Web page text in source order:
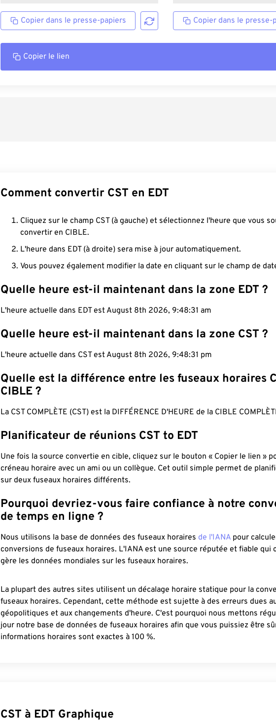
Copier dans le presse-papiers Copier dans le presse-
Copier le lien
Comment convertir CST en EDT
Cliquez sur le champ CST (à gauche) et sélectionnez l'heure que vous
convertir en CIBLE.
L'heure dans EDT (à droite) sera mise à jour automatiquement.
Vous pouvez également modifier la date en cliquant sur le champ de
Quelle heure est-il maintenant dans la zone EDT ?
L'heure actuelle dans EDT est August 8th 2026, 9:48:32 am
Quelle heure est-il maintenant dans la zone CST ?
L'heure actuelle dans CST est August 8th 2026, 9:48:32 pm
Quelle est la différence entre les fuseaux horaires
CIBLE ?
La CST COMPLÈTE (CST) est la DIFFÉRENCE D'HEURE de la CIBLE
Planificateur de réunions CST to EDT
Une fois la source convertie en cible, cliquez sur le bouton « Copier le lien »
créneau horaire avec un ami ou un collègue. Cet outil simple permet de
sur deux fuseaux horaires différents.
Pourquoi devriez-vous faire confiance à notre
de temps en ligne ?
Nous utilisons la base de données des fuseaux horaires de l'IANA pour
conversions de fuseaux horaires. L'IANA est une source réputée et fiable qui
gère les données mondiales sur les fuseaux horaires.
La plupart des autres sites utilisent un décalage horaire statique pour la
fuseaux horaires. Cependant, cette méthode est sujette à des erreurs dues
géopolitiques et aux changements d'heure. C'est pourquoi nous mettons
jour notre base de données de fuseaux horaires afin que vous puissiez être
informations horaires sont exactes à 100 %.
CST à EDT Graphique